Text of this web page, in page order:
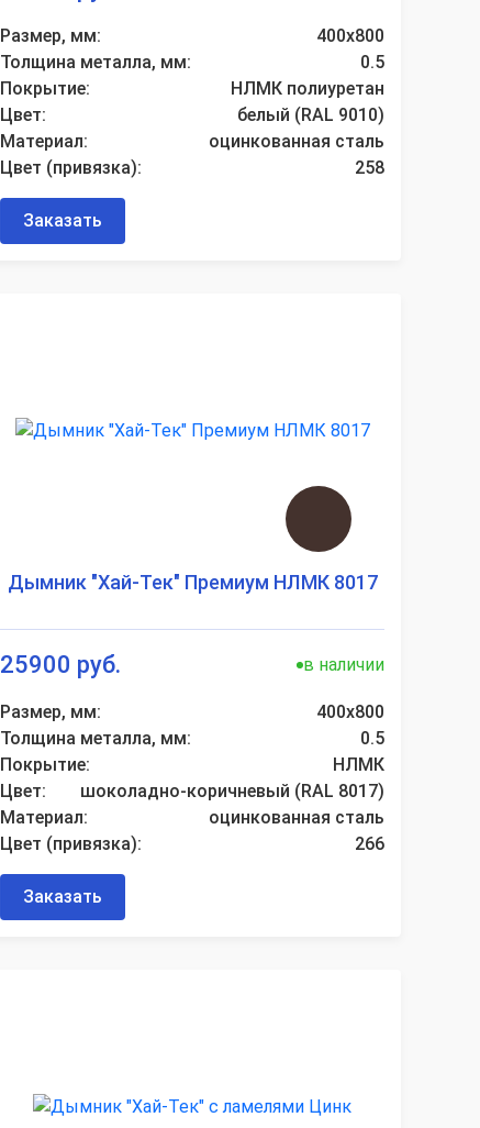
Размер, мм:
400х800
Толщина металла, мм:
0.5
Покрытие:
НЛМК полиуретан
Цвет:
белый (RAL 9010)
Материал:
оцинкованная сталь
Цвет (привязка):
258
Заказать
Дымник "Хай-Тек" Премиум НЛМК 8017
25900 руб. в наличии
Размер, мм:
400х800
Толщина металла, мм:
0.5
Покрытие:
НЛМК
Цвет:
шоколадно-коричневый (RAL 8017)
Материал:
оцинкованная сталь
Цвет (привязка):
266
Заказать